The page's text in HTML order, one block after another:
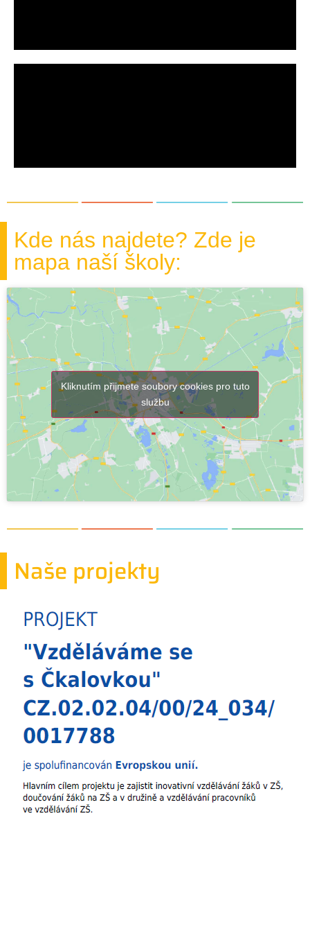
Kde nás najdete? Zde je
mapa naší školy:
Kliknutím přijmete soubory cookies pro tuto
službu
Naše projekty